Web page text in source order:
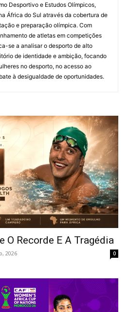
Desportivo e Estudos Olímpicos,
África do Sul através da cobertura de
e preparação olímpica. Com
de atletas em competições
se a analisar o desporto de alto
de identidade e ambição, focando
no desporto, no acesso ao
à desigualdade de oportunidades.
O Recorde E A Tragédia
2026 0